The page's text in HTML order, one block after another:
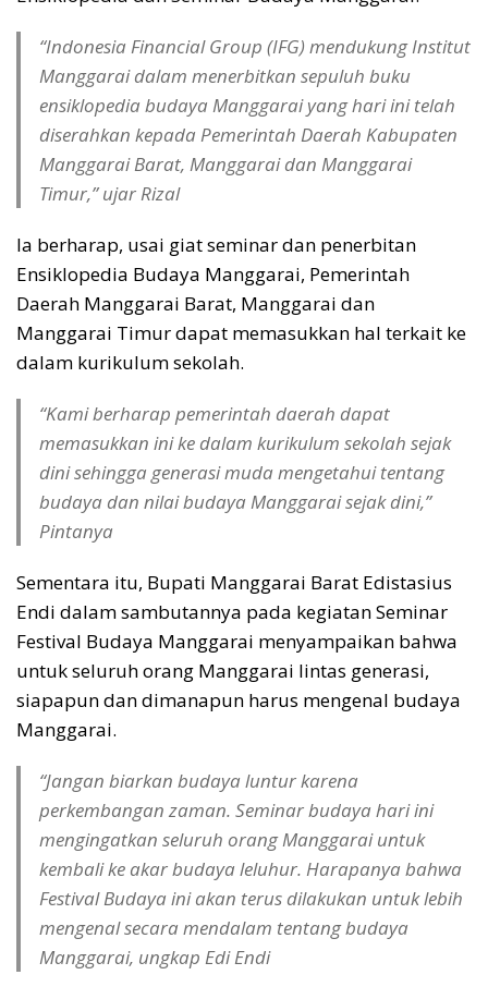
“Indonesia Financial Group (IFG) mendukung Institut
Manggarai dalam menerbitkan sepuluh buku
ensiklopedia budaya Manggarai yang hari ini telah
diserahkan kepada Pemerintah Daerah Kabupaten
Manggarai Barat, Manggarai dan Manggarai
Timur,” ujar Rizal
Ia berharap, usai giat seminar dan penerbitan
Ensiklopedia Budaya Manggarai, Pemerintah
Daerah Manggarai Barat, Manggarai dan
Manggarai Timur dapat memasukkan hal terkait ke
dalam kurikulum sekolah.
“Kami berharap pemerintah daerah dapat
memasukkan ini ke dalam kurikulum sekolah sejak
dini sehingga generasi muda mengetahui tentang
budaya dan nilai budaya Manggarai sejak dini,”
Pintanya
Sementara itu, Bupati Manggarai Barat Edistasius
Endi dalam sambutannya pada kegiatan Seminar
Festival Budaya Manggarai menyampaikan bahwa
untuk seluruh orang Manggarai lintas generasi,
siapapun dan dimanapun harus mengenal budaya
Manggarai.
“Jangan biarkan budaya luntur karena
perkembangan zaman. Seminar budaya hari ini
mengingatkan seluruh orang Manggarai untuk
kembali ke akar budaya leluhur. Harapanya bahwa
Festival Budaya ini akan terus dilakukan untuk lebih
mengenal secara mendalam tentang budaya
Manggarai, ungkap Edi Endi